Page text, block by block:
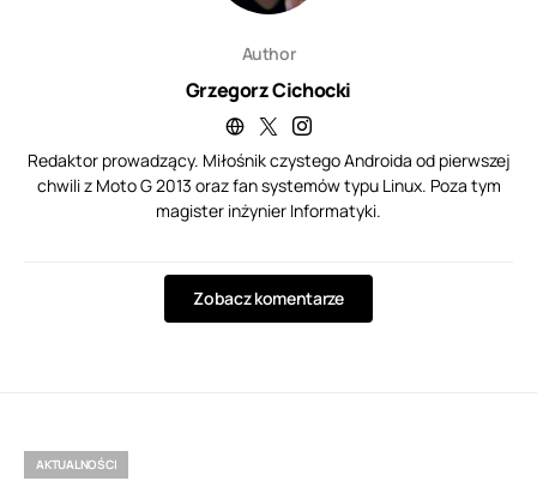
Author
Grzegorz Cichocki
Redaktor prowadzący. Miłośnik czystego Androida od pierwszej
chwili z Moto G 2013 oraz fan systemów typu Linux. Poza tym
magister inżynier Informatyki.
Zobacz komentarze
AKTUALNOŚCI